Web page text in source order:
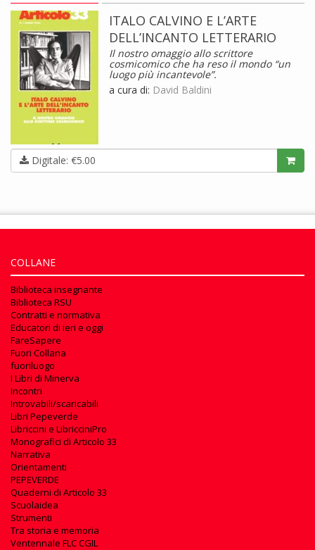
ITALO CALVINO E L’ARTE
DELL’INCANTO LETTERARIO
Il nostro omaggio allo scrittore
cosmicomico che ha reso il mondo “un
luogo più incantevole”.
a cura di: David Baldini
Digitale: €5.00
COLLANE
Biblioteca insegnante
Biblioteca RSU
Contratti e normativa
Educatori di ieri e oggi
FareSapere
Fuori Collana
fuoriluogo
I Libri di Minerva
Incontri
Introvabili/scaricabili
Libri Pepeverde
Libriccini e LibricciniPro
Monografici di Articolo 33
Narrativa
Orientamenti
PEPEVERDE
Quaderni di Articolo 33
Scuolaidea
Strumenti
Tra storia e memoria
Ventennale FLC CGIL